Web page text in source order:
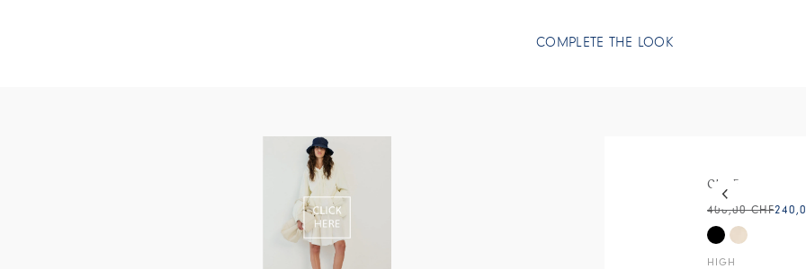
COMPLETE THE LOOK
CUTE
HIGH
400,00 CHF